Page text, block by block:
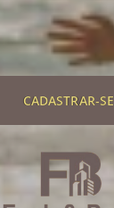
CADASTRAR-SE